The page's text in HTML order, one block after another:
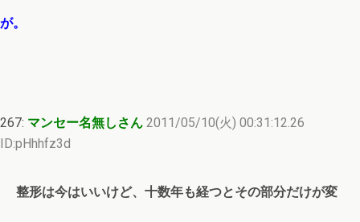
が。
267: マンセー名無しさん 2011/05/10(火) 00:31:12.26
ID:pHhhfz3d
整形は今はいいけど、十数年も経つとその部分だけが変